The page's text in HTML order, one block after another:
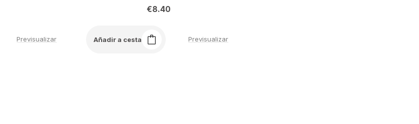
Previsualizar Añadir a cesta Previsualizar
€8.40